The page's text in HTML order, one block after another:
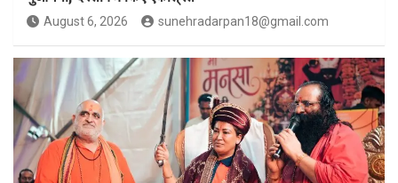
August 6, 2026 sunehradarpan18@gmail.com